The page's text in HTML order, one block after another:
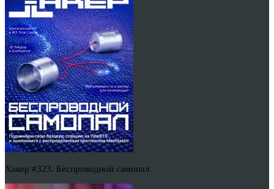
Хакер #323. Беспроводной самопал